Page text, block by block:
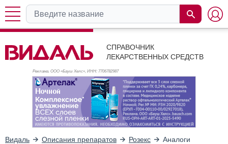
СПРАВОЧНИК
ЛЕКАРСТВЕННЫХ СРЕДСТВ
Реклама. ООО «Бауш Хелс», ИНН: 7706782987
Видаль Описания препаратов Розекс Аналоги